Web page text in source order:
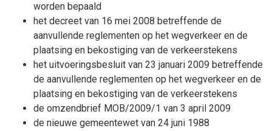
worden bepaald
het decreet van 16 mei 2008 betreffende de
aanvullende reglementen op het wegverkeer en de
plaatsing en bekostiging van de verkeerstekens
het uitvoeringsbesluit van 23 januari 2009 betreffende
de aanvullende reglementen op het wegverkeer en de
plaatsing en bekostiging van de verkeerstekens
de omzendbrief MOB/2009/1 van 3 april 2009
de nieuwe gemeentewet van 24 juni 1988